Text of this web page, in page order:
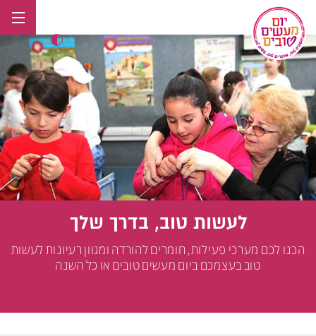
לתוכן
לעשות טוב, בדרך שלך
הכנו לכם מערכי פעילות, חומרים להורדה ומגוון רעיונות לעשות
טוב בעצמכם ביום מעשים טובים או כל השנה